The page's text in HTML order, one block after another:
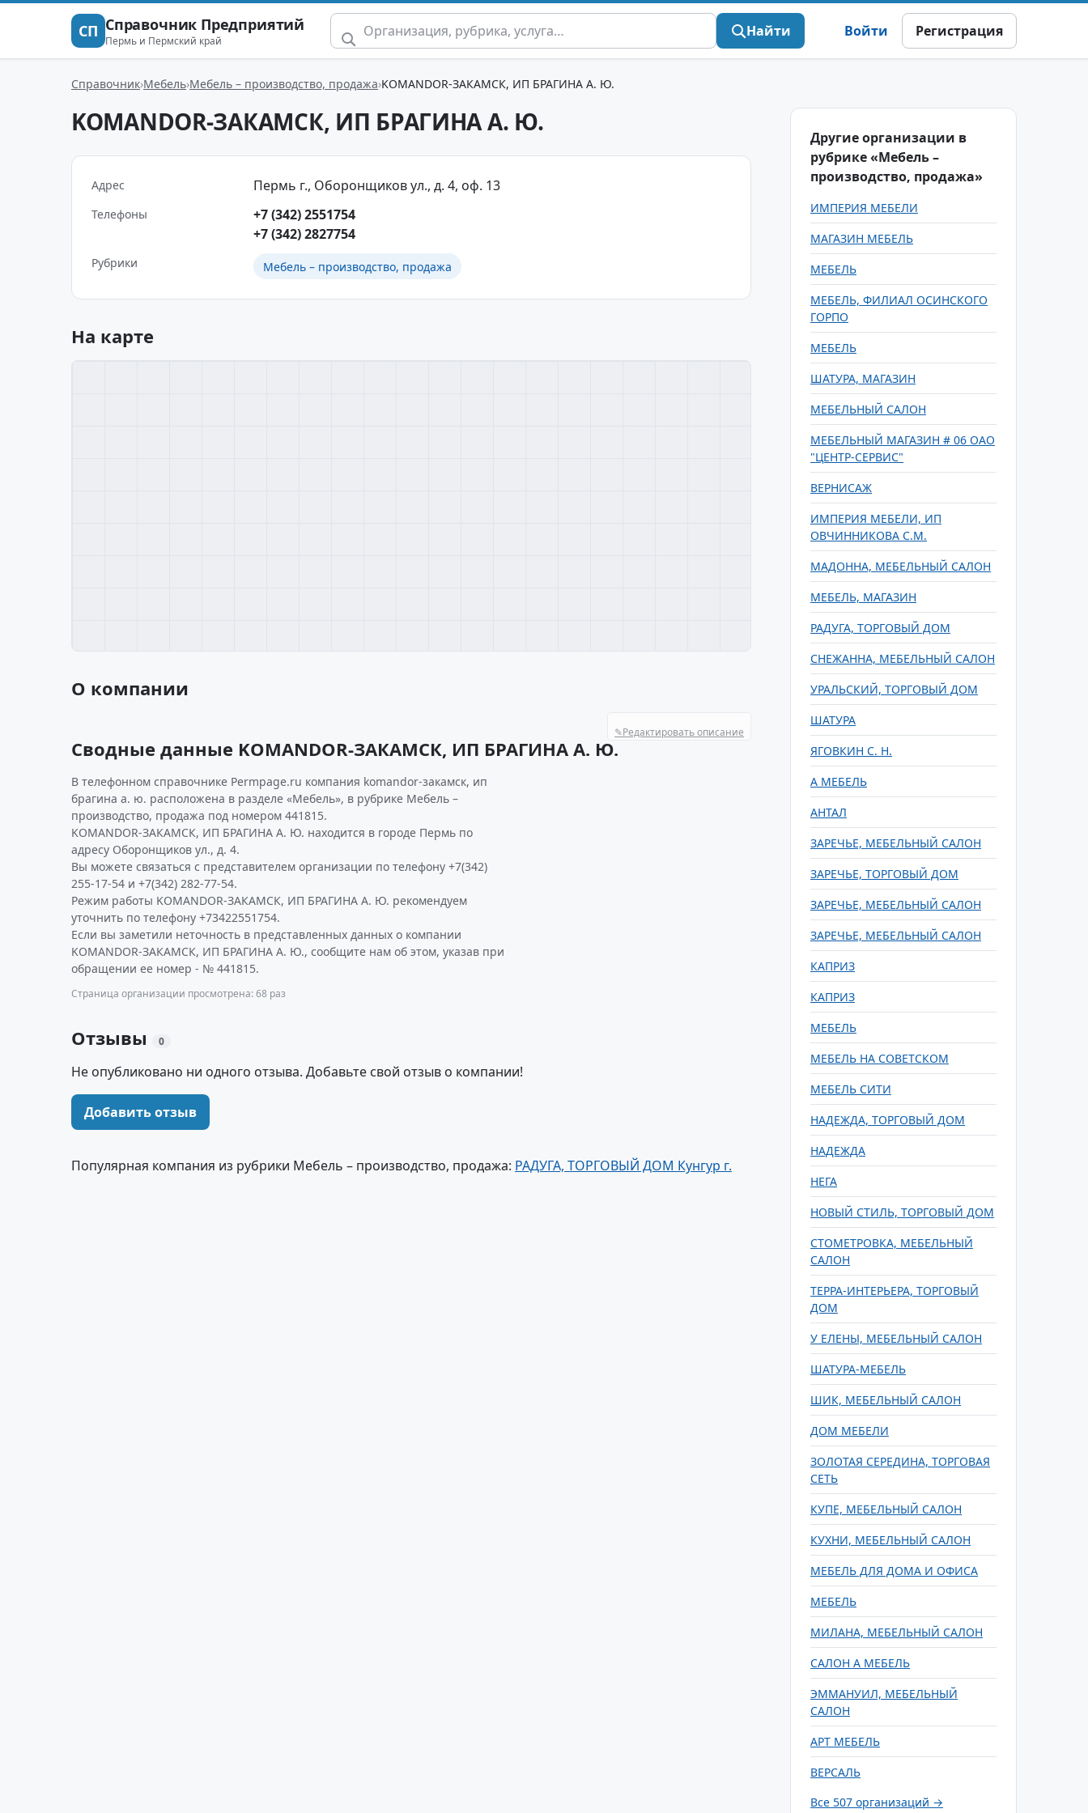
СП Справочник Предприятий
Пермь и Пермский край
Найти Войти Регистрация
Справочник Мебель Мебель – производство, продажа KOMANDOR-ЗАКАМСК, ИП БРАГИНА А. Ю.
KOMANDOR-ЗАКАМСК, ИП БРАГИНА А. Ю.
Адрес Пермь г., Оборонщиков ул., д. 4, оф. 13
Телефоны
+7 (342) 2551754
+7 (342) 2827754
Рубрики Мебель – производство, продажа
На карте
О компании
✎Редактировать описание
Сводные данные KOMANDOR-ЗАКАМСК, ИП БРАГИНА А. Ю.
В телефонном справочнике Permpage.ru компания komandor-закамск, ип
брагина а. ю. расположена в разделе «Мебель», в рубрике Мебель –
производство, продажа под номером 441815.
KOMANDOR-ЗАКАМСК, ИП БРАГИНА А. Ю. находится в городе Пермь по
адресу Оборонщиков ул., д. 4.
Вы можете связаться с представителем организации по телефону +7(342)
255-17-54 и +7(342) 282-77-54.
Режим работы KOMANDOR-ЗАКАМСК, ИП БРАГИНА А. Ю. рекомендуем
уточнить по телефону +73422551754.
Если вы заметили неточность в представленных данных о компании
KOMANDOR-ЗАКАМСК, ИП БРАГИНА А. Ю., сообщите нам об этом, указав при
обращении ее номер - № 441815.
Страница организации просмотрена: 68 раз
Отзывы 0
Не опубликовано ни одного отзыва. Добавьте свой отзыв о компании!
Добавить отзыв
Популярная компания из рубрики Мебель – производство, продажа: РАДУГА, ТОРГОВЫЙ ДОМ Кунгур г.
Другие организации в
рубрике «Мебель –
производство, продажа»
ИМПЕРИЯ МЕБЕЛИ
МАГАЗИН МЕБЕЛЬ
МЕБЕЛЬ
МЕБЕЛЬ, ФИЛИАЛ ОСИНСКОГО
ГОРПО
МЕБЕЛЬ
ШАТУРА, МАГАЗИН
МЕБЕЛЬНЫЙ САЛОН
МЕБЕЛЬНЫЙ МАГАЗИН # 06 ОАО
"ЦЕНТР-СЕРВИС"
ВЕРНИСАЖ
ИМПЕРИЯ МЕБЕЛИ, ИП
ОВЧИННИКОВА С.М.
МАДОННА, МЕБЕЛЬНЫЙ САЛОН
МЕБЕЛЬ, МАГАЗИН
РАДУГА, ТОРГОВЫЙ ДОМ
СНЕЖАННА, МЕБЕЛЬНЫЙ САЛОН
УРАЛЬСКИЙ, ТОРГОВЫЙ ДОМ
ШАТУРА
ЯГОВКИН С. Н.
А МЕБЕЛЬ
АНТАЛ
ЗАРЕЧЬЕ, МЕБЕЛЬНЫЙ САЛОН
ЗАРЕЧЬЕ, ТОРГОВЫЙ ДОМ
ЗАРЕЧЬЕ, МЕБЕЛЬНЫЙ САЛОН
ЗАРЕЧЬЕ, МЕБЕЛЬНЫЙ САЛОН
КАПРИЗ
КАПРИЗ
МЕБЕЛЬ
МЕБЕЛЬ НА СОВЕТСКОМ
МЕБЕЛЬ СИТИ
НАДЕЖДА, ТОРГОВЫЙ ДОМ
НАДЕЖДА
НЕГА
НОВЫЙ СТИЛЬ, ТОРГОВЫЙ ДОМ
СТОМЕТРОВКА, МЕБЕЛЬНЫЙ
САЛОН
ТЕРРА-ИНТЕРЬЕРА, ТОРГОВЫЙ
ДОМ
У ЕЛЕНЫ, МЕБЕЛЬНЫЙ САЛОН
ШАТУРА-МЕБЕЛЬ
ШИК, МЕБЕЛЬНЫЙ САЛОН
ДОМ МЕБЕЛИ
ЗОЛОТАЯ СЕРЕДИНА, ТОРГОВАЯ
СЕТЬ
КУПЕ, МЕБЕЛЬНЫЙ САЛОН
КУХНИ, МЕБЕЛЬНЫЙ САЛОН
МЕБЕЛЬ ДЛЯ ДОМА И ОФИСА
МЕБЕЛЬ
МИЛАНА, МЕБЕЛЬНЫЙ САЛОН
САЛОН А МЕБЕЛЬ
ЭММАНУИЛ, МЕБЕЛЬНЫЙ
САЛОН
АРТ МЕБЕЛЬ
ВЕРСАЛЬ
Все 507 организаций →